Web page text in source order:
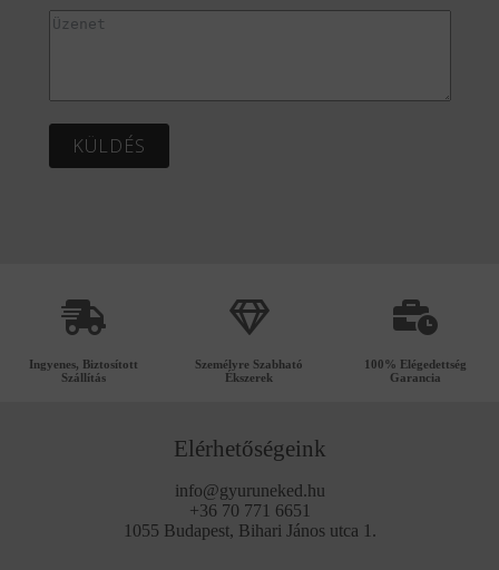
KÜLDÉS
Ingyenes, Biztosított
Szállítás
Személyre Szabható
Ékszerek
100% Elégedettség
Garancia
Elérhetőségeink
info@gyuruneked.hu
+36 70 771 6651
1055 Budapest, Bihari János utca 1.